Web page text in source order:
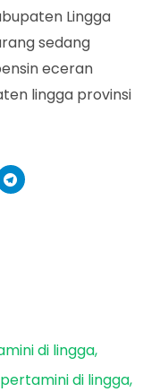
Lingga
sedang
eceran
lingga provinsi
di lingga
di lingga